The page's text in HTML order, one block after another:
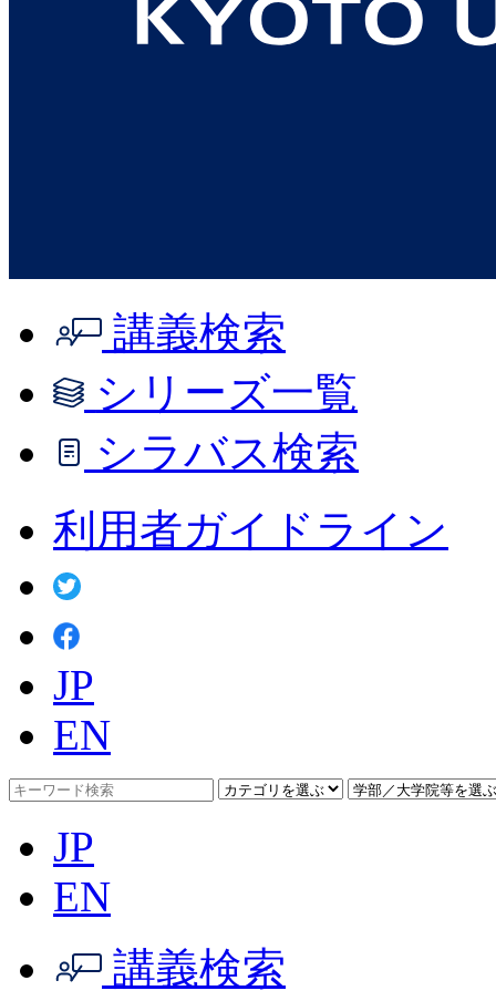
講義検索
シリーズ一覧
シラバス検索
利用者ガイドライン
JP
EN
JP
EN
講義検索